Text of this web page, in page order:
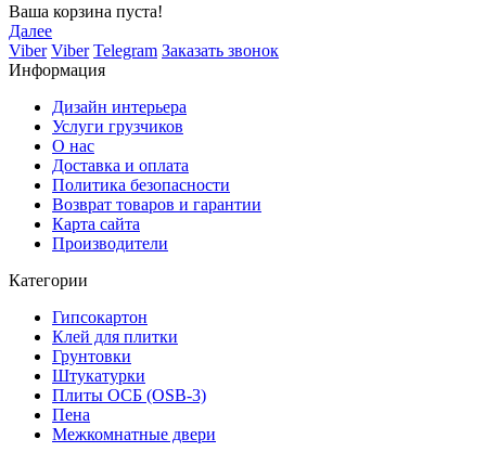
Ваша корзина пуста!
Далее
Viber Viber Telegram Заказать звонок
Информация
Дизайн интерьера
Услуги грузчиков
О нас
Доставка и оплата
Политика безопасности
Возврат товаров и гарантии
Карта сайта
Производители
Категории
Гипсокартон
Клей для плитки
Грунтовки
Штукатурки
Плиты ОСБ (OSB-3)
Пена
Межкомнатные двери